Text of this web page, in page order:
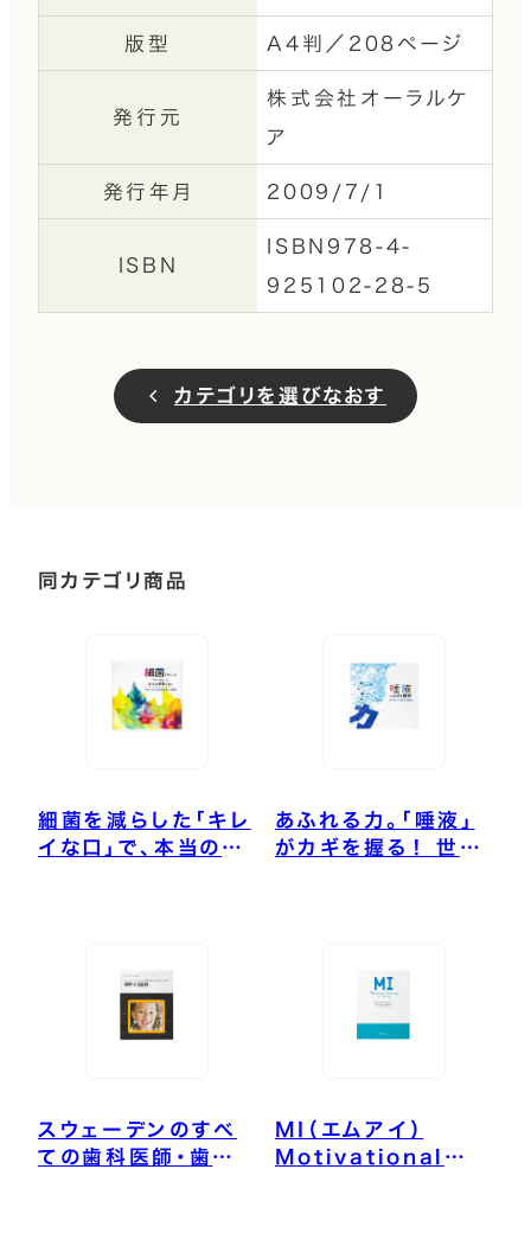
版型 A4判／208ページ
発行元
株式会社オーラルケ
ア
発行年月 2009/7/1
ISBN
ISBN978-4-
925102-28-5
カテゴリを選びなおす
同カテゴリ商品
細菌を減らした「キレ
イな口」で、本当の健
あふれる力。「唾液」
がカギを握る！ 世界
スウェーデンのすべ
ての歯科医師・歯科
MI（エムアイ）
Motivational